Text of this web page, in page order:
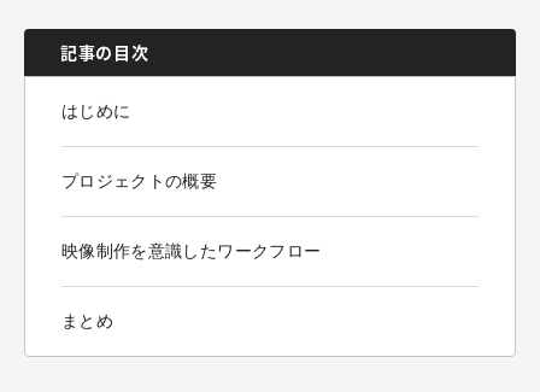
記事の目次
はじめに
プロジェクトの概要
映像制作を意識したワークフロー
まとめ